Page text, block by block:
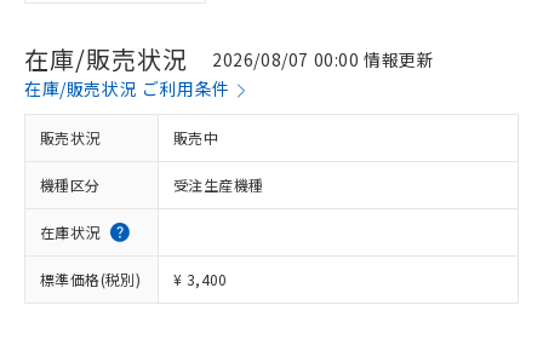
在庫/販売状況
2026/08/07 00:00 情報更新
在庫/販売状況 ご利用条件
販売状況 販売中
機種区分 受注生産機種
在庫状況
標準価格(税別) ¥ 3,400